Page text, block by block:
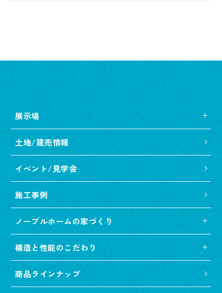
展示場
土地/建売情報
イベント/見学会
施工事例
ノーブルホームの家づくり
構造と性能のこだわり
商品ラインナップ